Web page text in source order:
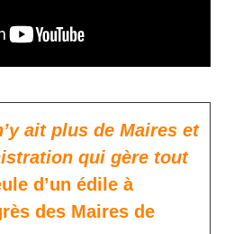
ait plus de Maires et
qui gère tout
d’un édile à
des Maires de